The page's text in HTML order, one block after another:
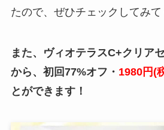
たので、ぜひチェックしてみて
また、ヴィオテラスC+クリア
から、初回77%オフ・ 1980円(
とができます！